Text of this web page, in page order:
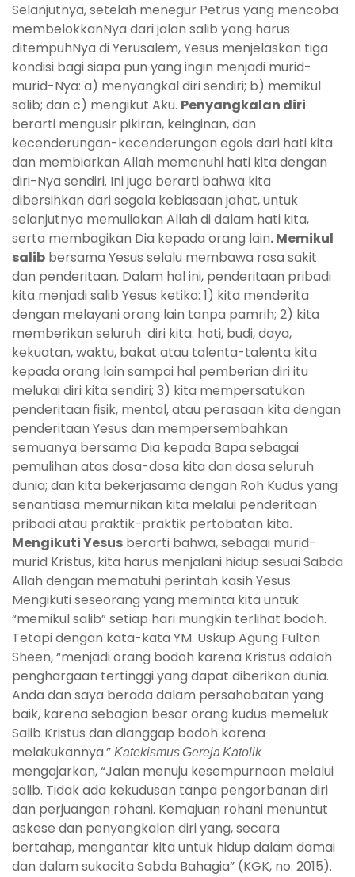
Selanjutnya, setelah menegur Petrus yang mencoba
membelokkanNya dari jalan salib yang harus
ditempuhNya di Yerusalem, Yesus menjelaskan tiga
kondisi bagi siapa pun yang ingin menjadi murid-
murid-Nya: a) menyangkal diri sendiri; b) memikul
salib; dan c) mengikut Aku. Penyangkalan diri
berarti mengusir pikiran, keinginan, dan
kecenderungan-kecenderungan egois dari hati kita
dan membiarkan Allah memenuhi hati kita dengan
diri-Nya sendiri. Ini juga berarti bahwa kita
dibersihkan dari segala kebiasaan jahat, untuk
selanjutnya memuliakan Allah di dalam hati kita,
serta membagikan Dia kepada orang lain. Memikul
salib bersama Yesus selalu membawa rasa sakit
dan penderitaan. Dalam hal ini, penderitaan pribadi
kita menjadi salib Yesus ketika: 1) kita menderita
dengan melayani orang lain tanpa pamrih; 2) kita
memberikan seluruh diri kita: hati, budi, daya,
kekuatan, waktu, bakat atau talenta-talenta kita
kepada orang lain sampai hal pemberian diri itu
melukai diri kita sendiri; 3) kita mempersatukan
penderitaan fisik, mental, atau perasaan kita dengan
penderitaan Yesus dan mempersembahkan
semuanya bersama Dia kepada Bapa sebagai
pemulihan atas dosa-dosa kita dan dosa seluruh
dunia; dan kita bekerjasama dengan Roh Kudus yang
senantiasa memurnikan kita melalui penderitaan
pribadi atau praktik-praktik pertobatan kita.
Mengikuti Yesus berarti bahwa, sebagai murid-
murid Kristus, kita harus menjalani hidup sesuai Sabda
Allah dengan mematuhi perintah kasih Yesus.
Mengikuti seseorang yang meminta kita untuk
“memikul salib” setiap hari mungkin terlihat bodoh.
Tetapi dengan kata-kata YM. Uskup Agung Fulton
Sheen, “menjadi orang bodoh karena Kristus adalah
penghargaan tertinggi yang dapat diberikan dunia.
Anda dan saya berada dalam persahabatan yang
baik, karena sebagian besar orang kudus memeluk
Salib Kristus dan dianggap bodoh karena
melakukannya.”Katekismus Gereja Katolik
mengajarkan, “Jalan menuju kesempurnaan melalui
salib. Tidak ada kekudusan tanpa pengorbanan diri
dan perjuangan rohani. Kemajuan rohani menuntut
askese dan penyangkalan diri yang, secara
bertahap, mengantar kita untuk hidup dalam damai
dan dalam sukacita Sabda Bahagia” (KGK, no. 2015).